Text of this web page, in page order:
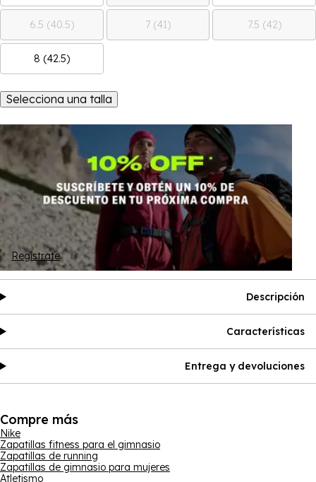
6.5 (40.5) 7 (41) 7.5 (42)
8 (42.5)
Selecciona una talla
Regístrate
Descripción
Características
Entrega y devoluciones
Compre más
Nike
Zapatillas fitness para el gimnasio
Zapatillas de running
Zapatillas de gimnasio para mujeres
Atletismo